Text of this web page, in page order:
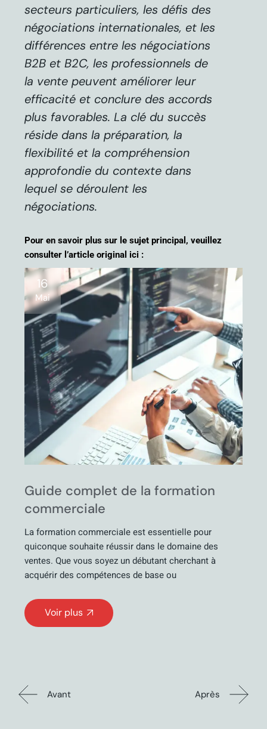
secteurs particuliers, les défis des
négociations internationales, et les
différences entre les négociations
B2B et B2C, les professionnels de
la vente peuvent améliorer leur
efficacité et conclure des accords
plus favorables. La clé du succès
réside dans la préparation, la
flexibilité et la compréhension
approfondie du contexte dans
lequel se déroulent les
négociations.
Pour en savoir plus sur le sujet principal, veuillez
consulter l’article original ici :
16
Mai
Guide complet de la formation
commerciale
La formation commerciale est essentielle pour
quiconque souhaite réussir dans le domaine des
ventes. Que vous soyez un débutant cherchant à
acquérir des compétences de base ou
Voir plus
Avant Après